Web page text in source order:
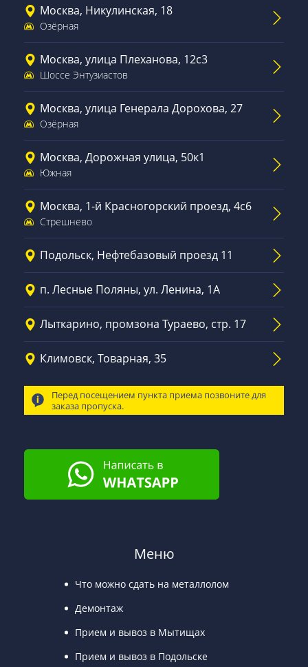
Москва, Никулинская, 18
Озёрная
Москва, улица Плеханова, 12с3
Шоссе Энтузиастов
Москва, улица Генерала Дорохова, 27
Озёрная
Москва, Дорожная улица, 50к1
Южная
Москва, 1-й Красногорский проезд, 4с6
Стрешнево
Подольск, Нефтебазовый проезд 11
п. Лесные Поляны, ул. Ленина, 1А
Лыткарино, промзона Тураево, стр. 17
Климовск, Товарная, 35
Перед посещением пункта приема позвоните для
заказа пропуска.
Меню
Что можно сдать на металлолом
Демонтаж
Прием и вывоз в Мытищах
Прием и вывоз в Подольске